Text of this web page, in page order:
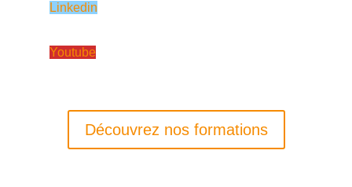
Linkedin
Youtube
Découvrez nos formations